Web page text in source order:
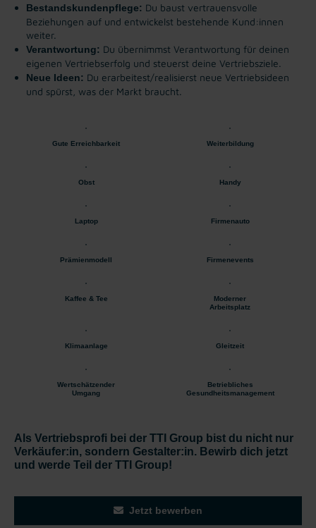
Bestandskundenpflege: Du baust vertrauensvolle
Beziehungen auf und entwickelst bestehende Kund:innen
weiter.
Verantwortung: Du übernimmst Verantwortung für deinen
eigenen Vertriebserfolg und steuerst deine Vertriebsziele.
Neue Ideen: Du erarbeitest/realisierst neue Vertriebsideen
und spürst, was der Markt braucht.
Gute Erreichbarkeit Weiterbildung
Obst Handy
Laptop Firmenauto
Prämienmodell Firmenevents
Kaffee & Tee
Moderner
Arbeitsplatz
Klimaanlage Gleitzeit
Wertschätzender
Umgang
Betriebliches
Gesundheitsmanagement
Als Vertriebsprofi bei der TTI Group bist du nicht nur
Verkäufer:in, sondern Gestalter:in. Bewirb dich jetzt
und werde Teil der TTI Group!
Jetzt bewerben